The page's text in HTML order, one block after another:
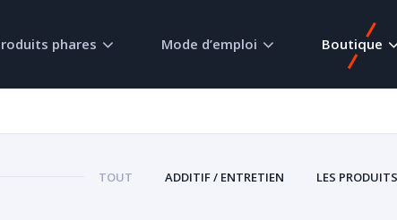
phares Mode d’emploi Boutique
TOUT ADDITIF / ENTRETIEN LES